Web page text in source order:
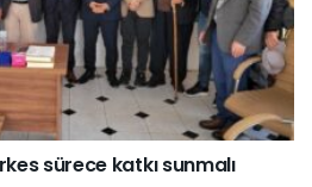
sürece katkı sunmalı